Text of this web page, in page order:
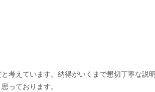
考えています。納得がいくまで懇切丁寧な説明
っております。